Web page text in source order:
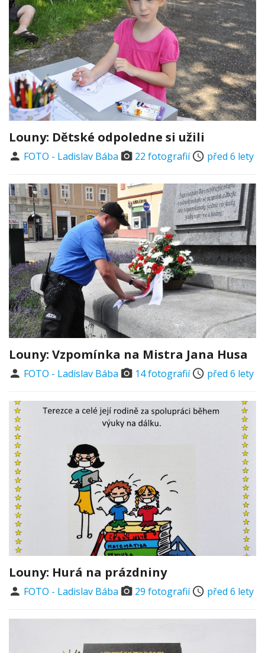
Louny: Dětské odpoledne si užili
FOTO - Ladislav Bába 22 fotografií před 6 lety
Louny: Vzpomínka na Mistra Jana Husa
FOTO - Ladislav Bába 14 fotografií před 6 lety
Louny: Hurá na prázdniny
FOTO - Ladislav Bába 29 fotografií před 6 lety